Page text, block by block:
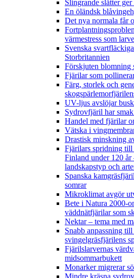
Slingrande slåtter
En öländsk
Det nya normala får
värmestress som
Svenska
Storbritannien
Förskjuten blomning
Fjärilar som
Färg, storlek och
UV-ljus avslöjar
Sydrovfjäril har
Handel med fjärilar
Vätska i
Drastisk minskning
Fjärilars spridning till
Finland under 120 år
landskapstyp och
Spanska
somrar
Mikroklimat avgör
Bete i Natura 2000-
väddnätfjärilar som
Nektar – tema med
Snabb anpassning
svingelgräsfjärilens
Fjärilslarvernas
midsommarbukett
Monarker migrerar
Mindre kräsna